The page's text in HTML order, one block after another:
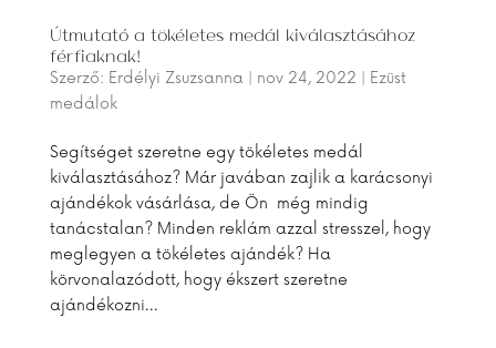
Útmutató a tökéletes medál kiválasztásához
férfiaknak!
Szerző: Erdélyi Zsuzsanna| nov 24, 2022
Ezüst
medálok
Segítséget szeretne egy tökéletes medál
kiválasztásához? Már javában zajlik a karácsonyi
ajándékok vásárlása, de Ön még mindig
tanácstalan? Minden reklám azzal stresszel, hogy
meglegyen a tökéletes ajándék? Ha
körvonalazódott, hogy ékszert szeretne
ajándékozni...